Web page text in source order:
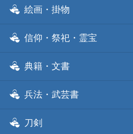
絵画・掛物
信仰・祭祀・霊宝
典籍・文書
兵法・武芸書
刀剣
合戦 地域分類
事変 地域分類
逸話 分類一覧
戦国ニュース
寺社・城・庭園ニュース